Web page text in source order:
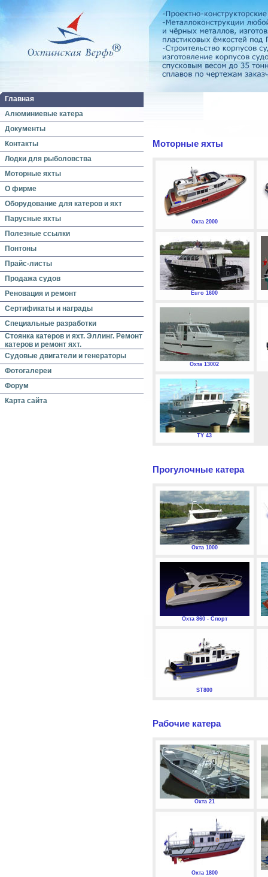
Главная
Алюминиевые катера
Документы
Контакты
Лодки для рыболовства
Моторные яхты
О фирме
Оборудование для катеров и яхт
Парусные яхты
Полезные ссылки
Понтоны
Прайс-листы
Продажа судов
Реновация и ремонт
Сертификаты и награды
Специальные разработки
Стоянка катеров и яхт. Эллинг. Ремонт
катеров и ремонт яхт.
Судовые двигатели и генераторы
Фотогалереи
Форум
Карта сайта
Моторные яхты
Охта 2000
Euro 1600
Охта 13002
TY 43
Прогулочные катера
Охта 1000
Охта 860 - Спорт
ST800
Рабочие катера
Охта 21
Охта 1800